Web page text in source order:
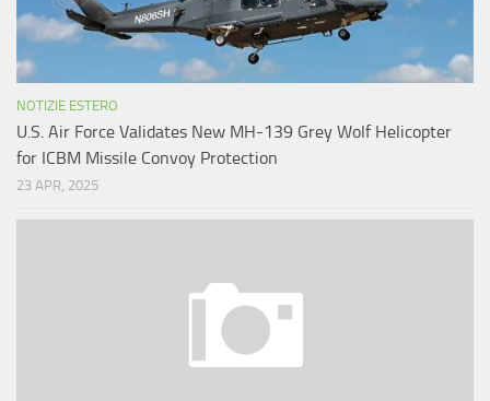
NOTIZIE ESTERO
U.S. Air Force Validates New MH-139 Grey Wolf Helicopter
for ICBM Missile Convoy Protection
23 APR, 2025